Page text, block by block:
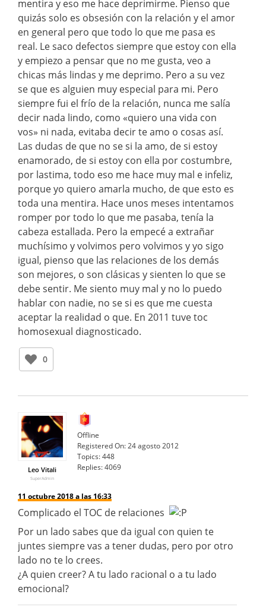
mentira y eso me hace deprimirme. Pienso que
quizás solo es obsesión con la relación y el amor
en general pero que todo lo que me pasa es
real. Le saco defectos siempre que estoy con ella
y empiezo a pensar que no me gusta, veo a
chicas más lindas y me deprimo. Pero a su vez
se que es alguien muy especial para mi. Pero
siempre fui el frío de la relación, nunca me salía
decir nada lindo, como «quiero una vida con
vos» ni nada, evitaba decir te amo o cosas así.
Las dudas de que no se si la amo, de si estoy
enamorado, de si estoy con ella por costumbre,
por lastima, todo eso me hace muy mal e infeliz,
porque yo quiero amarla mucho, de que esto es
toda una mentira. Hace unos meses intentamos
romper por todo lo que me pasaba, tenía la
cabeza estallada. Pero la empecé a extrañar
muchísimo y volvimos pero volvimos y yo sigo
igual, pienso que las relaciones de los demás
son mejores, o son clásicas y sienten lo que se
debe sentir. Me siento muy mal y no lo puedo
hablar con nadie, no se si es que me cuesta
aceptar la realidad o que. En 2011 tuve toc
homosexual diagnosticado.
0
Leo Vitali
SuperAdmin
Offline
Registered On:24 agosto 2012
Topics:448
Replies:4069
11 octubre 2018 a las 16:33
Complicado el TOC de relaciones
Por un lado sabes que da igual con quien te
juntes siempre vas a tener dudas, pero por otro
lado no te lo crees.
¿A quien creer? A tu lado racional o a tu lado
emocional?